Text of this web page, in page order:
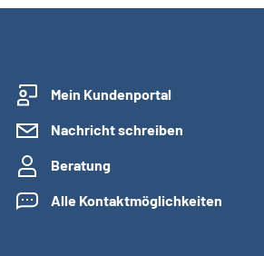
Mein Kundenportal
Nachricht schreiben
Beratung
Alle Kontaktmöglichkeiten